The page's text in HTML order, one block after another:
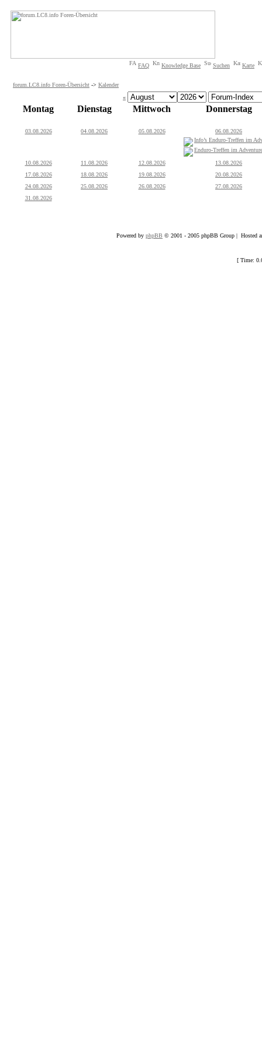
FAQ Knowledge Base Suchen Karte
forum.LC8.info Foren-Übersicht -> Kalender
«
Montag Dienstag Mittwoch Donnerstag
03.08.2026 04.08.2026 05.08.2026
06.08.2026
Info’s Enduro-Treffen im
Enduro-Treffen im
10.08.2026
11.08.2026 12.08.2026
13.08.2026
17.08.2026
18.08.2026 19.08.2026
20.08.2026
24.08.2026
25.08.2026 26.08.2026
27.08.2026
31.08.2026
Powered by phpBB © 2001 - 2005 phpBB Group | Hosted
[ Time: